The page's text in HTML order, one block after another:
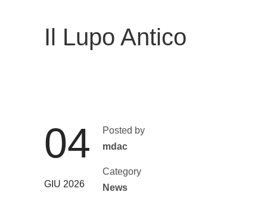
Il Lupo Antico
04
GIU 2026
Posted by
mdac
Category
News